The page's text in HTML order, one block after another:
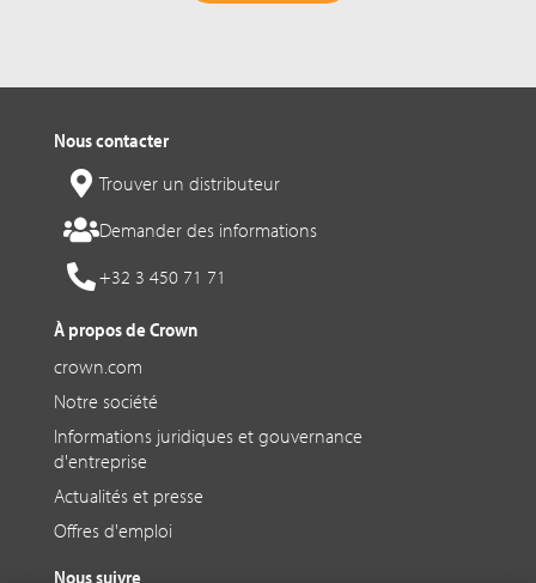
Nous contacter
Trouver un distributeur
Demander des informations
+32 3 450 71 71
À propos de Crown
crown.com
Notre société
Informations juridiques et gouvernance
d'entreprise
Actualités et presse
Offres d'emploi
Nous suivre